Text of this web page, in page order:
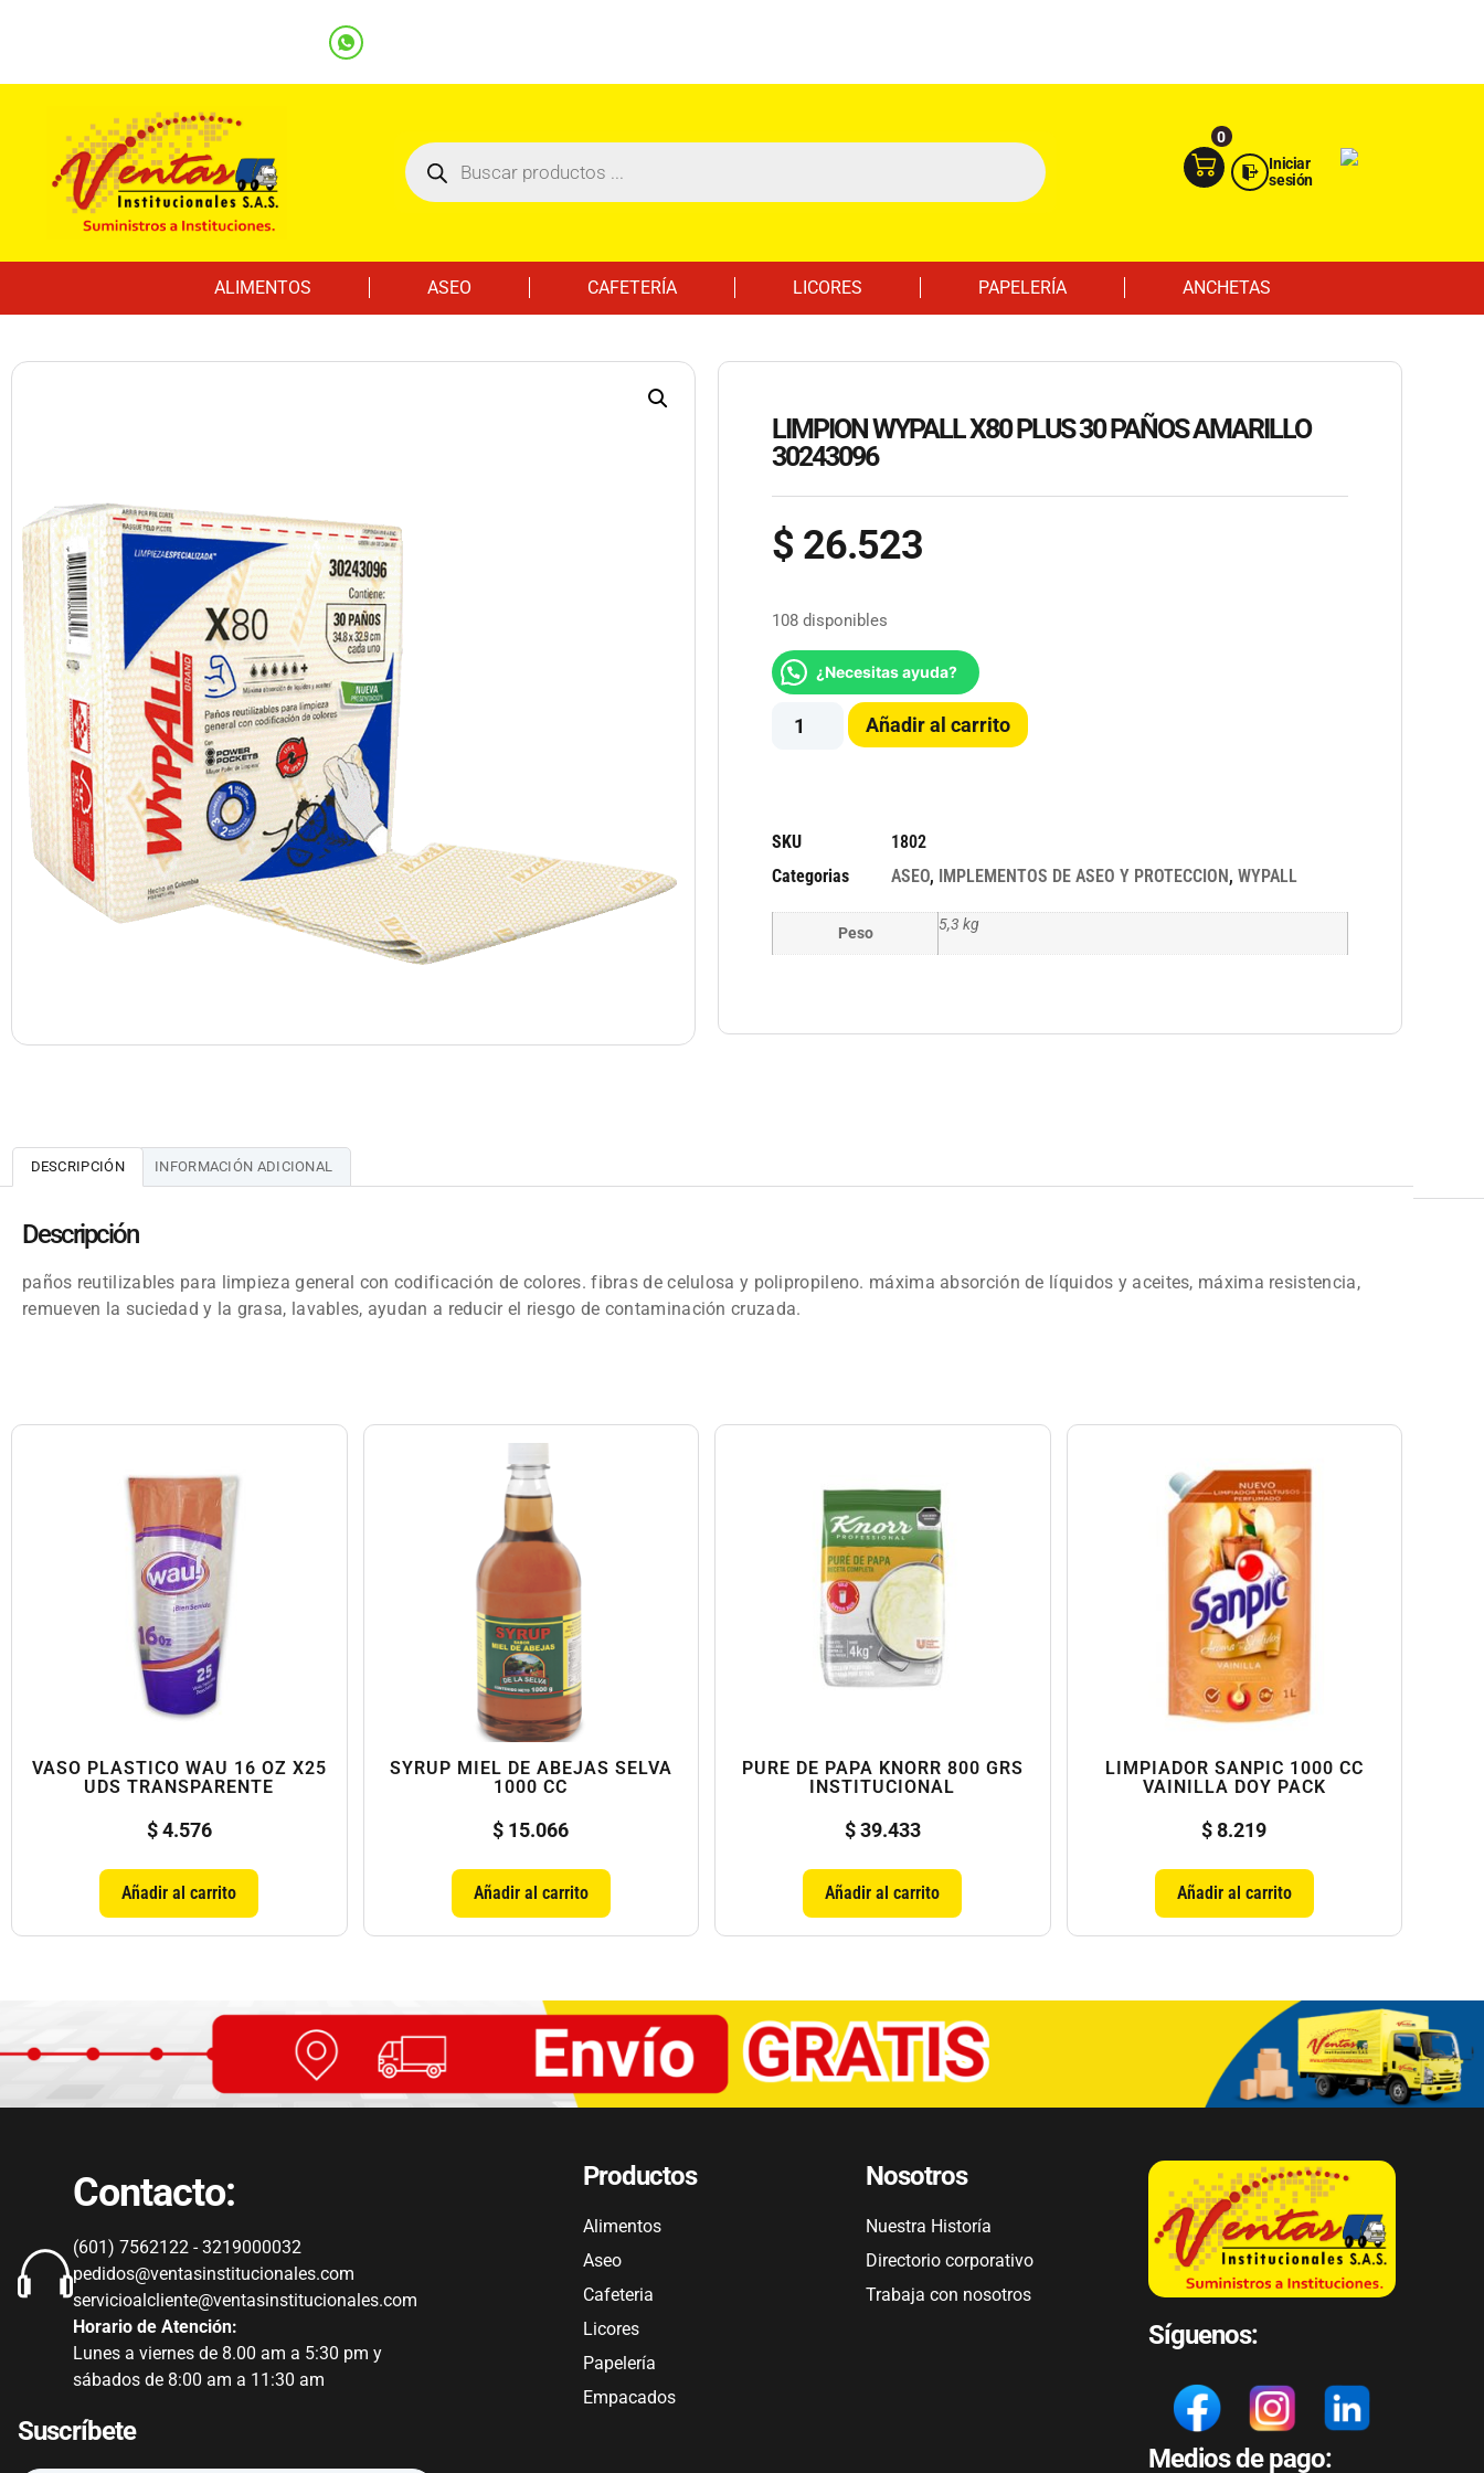
0
Iniciar
sesión
ALIMENTOS ASEO CAFETERÍA LICORES PAPELERÍA ANCHETAS
LIMPION WYPALL X80 PLUS 30 PAÑOS AMARILLO
30243096
$ 26.523
108 disponibles
¿Necesitas ayuda?
Añadir al carrito
SKU
1802
Categorias
ASEO, IMPLEMENTOS DE ASEO Y PROTECCION, WYPALL
Peso 5,3 kg
DESCRIPCIÓN INFORMACIÓN ADICIONAL
Descripción
paños reutilizables para limpieza general con codificación de colores. fibras de celulosa y polipropileno. máxima absorción de líquidos y aceites, máxima resistencia,
remueven la suciedad y la grasa, lavables, ayudan a reducir el riesgo de contaminación cruzada.
VASO PLASTICO WAU 16 OZ X25
UDS TRANSPARENTE
$4.576
Añadir al carrito
SYRUP MIEL DE ABEJAS SELVA
1000 CC
$ 15.066
Añadir al carrito
PURE DE PAPA KNORR 800 GRS
INSTITUCIONAL
$39.433
Añadir al carrito
LIMPIADOR SANPIC 1000 CC
VAINILLA DOY PACK
$8.219
Añadir al carrito
Contacto:
(601) 7562122 - 3219000032
pedidos@ventasinstitucionales.com
servicioalcliente@ventasinstitucionales.com
Horario de Atención:
Lunes a viernes de 8.00 am a 5:30 pm y
sábados de 8:00 am a 11:30 am
Suscríbete
Productos
Alimentos
Aseo
Cafeteria
Licores
Papelería
Empacados
Nosotros
Nuestra Historía
Directorio corporativo
Trabaja con nosotros
Síguenos:
Medios de pago: